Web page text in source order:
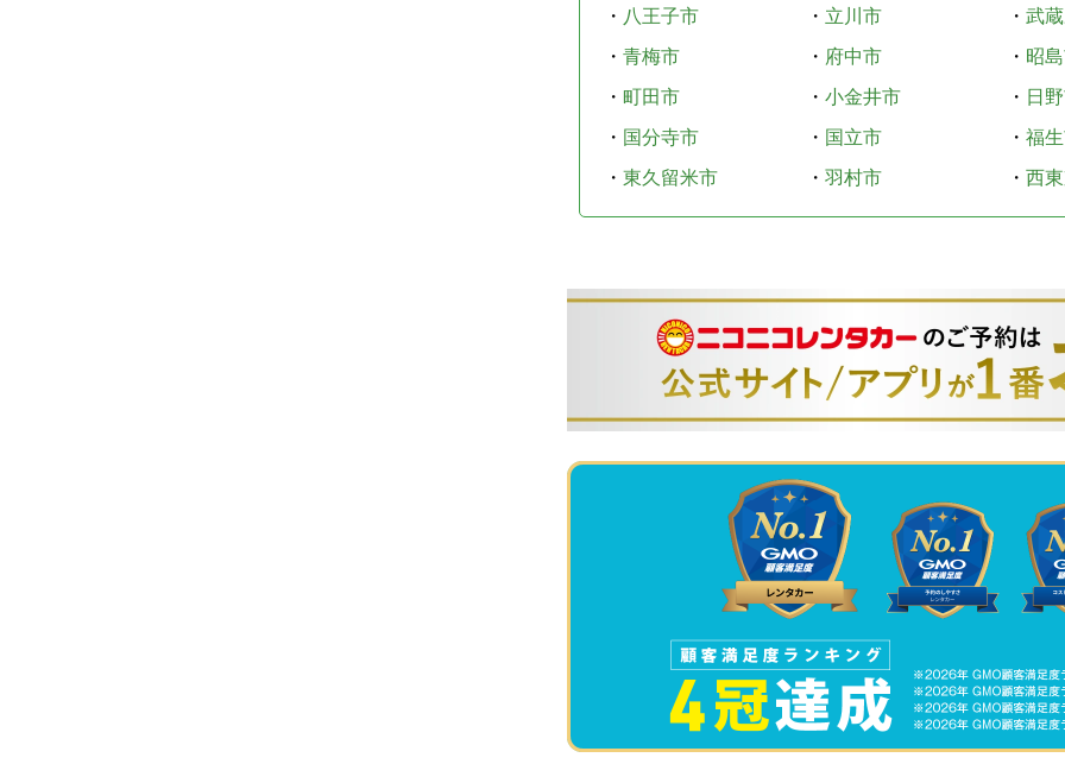
・ 八王子市 ・ 立川市 ・ 武
・ 青梅市 ・ 府中市 ・ 昭
・ 町田市 ・ 小金井市 ・ 日
・ 国分寺市 ・ 国立市 ・ 福
・ 東久留米市 ・ 羽村市 ・ 西